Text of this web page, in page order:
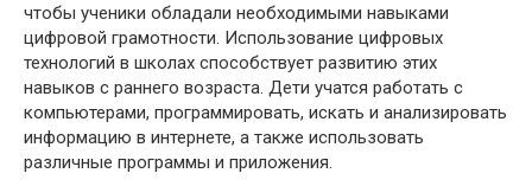
чтобы ученики обладали необходимыми навыками
цифровой грамотности. Использование цифровых
технологий в школах способствует развитию этих
навыков с раннего возраста. Дети учатся работать с
компьютерами, программировать, искать и анализировать
информацию в интернете, а также использовать
различные программы и приложения.